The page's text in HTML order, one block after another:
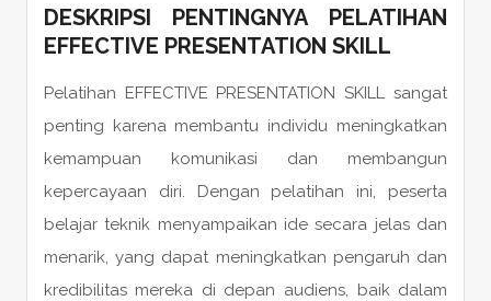
DESKRIPSI PENTINGNYA PELATIHAN
EFFECTIVE PRESENTATION SKILL
Pelatihan EFFECTIVE PRESENTATION SKILL sangat
penting karena membantu individu meningkatkan
kemampuan komunikasi dan membangun
kepercayaan diri. Dengan pelatihan ini, peserta
belajar teknik menyampaikan ide secara jelas dan
menarik, yang dapat meningkatkan pengaruh dan
kredibilitas mereka di depan audiens, baik dalam